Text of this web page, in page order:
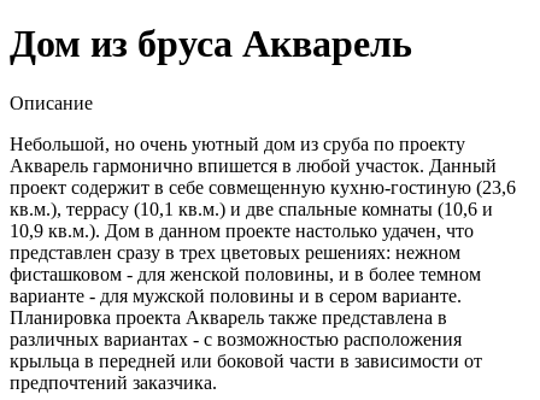
Дом из бруса Акварель
Описание
Небольшой, но очень уютный дом из сруба по проекту
Акварель гармонично впишется в любой участок. Данный
проект содержит в себе совмещенную кухню-гостиную (23,6
кв.м.), террасу (10,1 кв.м.) и две спальные комнаты (10,6 и
10,9 кв.м.). Дом в данном проекте настолько удачен, что
представлен сразу в трех цветовых решениях: нежном
фисташковом - для женской половины, и в более темном
варианте - для мужской половины и в сером варианте.
Планировка проекта Акварель также представлена в
различных вариантах - с возможностью расположения
крыльца в передней или боковой части в зависимости от
предпочтений заказчика.